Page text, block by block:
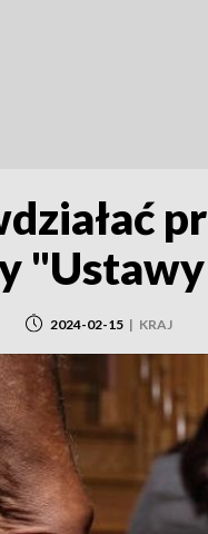
2024-02-15 | KRAJ